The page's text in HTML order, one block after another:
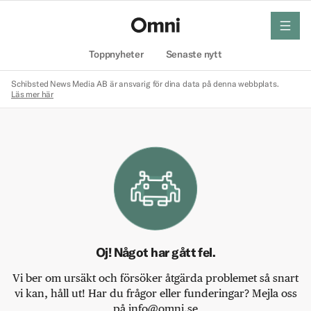
Toppnyheter Senaste nytt
meny
Schibsted News Media AB är ansvarig för dina data på denna webbplats.
Läs mer här
Oj! Något har gått fel.
Vi ber om ursäkt och försöker åtgärda problemet så snart
vi kan, håll ut! Har du frågor eller funderingar? Mejla oss